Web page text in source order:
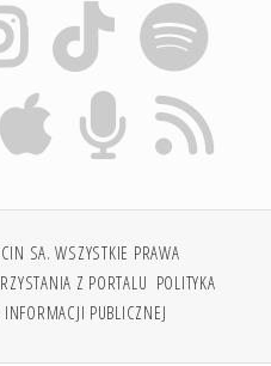
SA. WSZYSTKIE PRAWA
Z PORTALU POLITYKA
INFORMACJI PUBLICZNEJ